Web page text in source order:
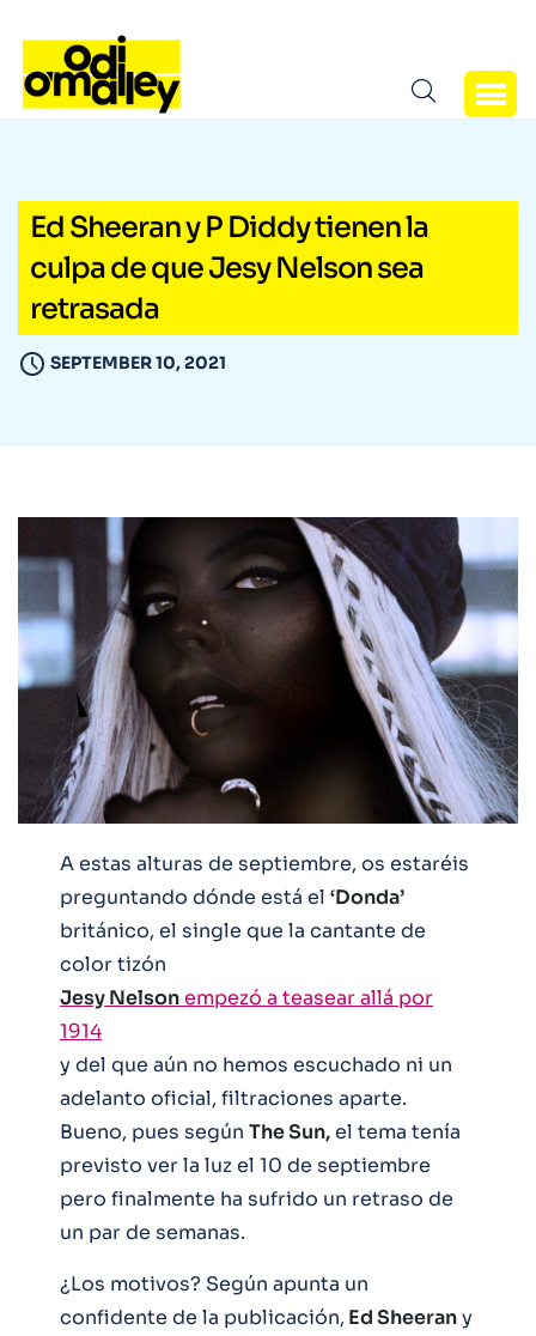
Ed Sheeran y P Diddy tienen la
culpa de que Jesy Nelson sea
retrasada
SEPTEMBER 10, 2021
A estas alturas de septiembre, os estaréis
preguntando dónde está el ‘Donda’
británico, el single que la cantante de
color tizón
Jesy Nelsonempezó a teasear allá por
1914
y del que aún no hemos escuchado ni un
adelanto oficial, filtraciones aparte.
Bueno, pues según The Sun,el tema tenía
previsto ver la luz el 10 de septiembre
pero finalmente ha sufrido un retraso de
un par de semanas.
¿Los motivos? Según apunta un
confidente de la publicación, Ed Sheerany